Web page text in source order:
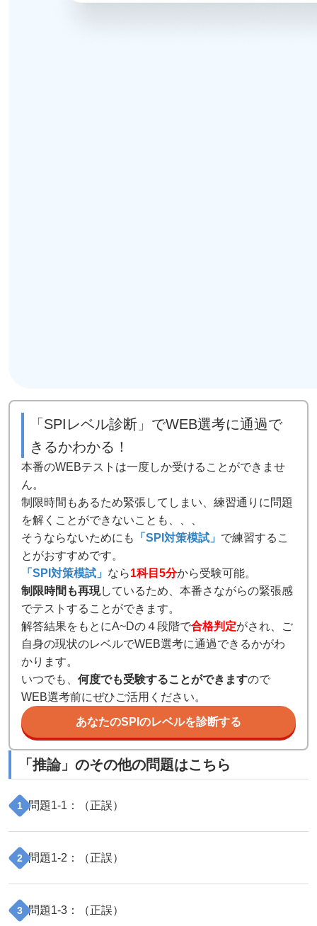
「SPIレベル診断」でWEB選考に通過で
きるかわかる！
本番のWEBテストは一度しか受けることができませ
ん。
制限時間もあるため緊張してしまい、練習通りに問題
を解くことができないことも、、、
そうならないためにも
「SPI対策模試」 で練習するこ
とがおすすめです。
「SPI対策模試」 なら1科目5分から受験可能。
制限時間も再現しているため、本番さながらの緊張感
でテストすることができます。
解答結果をもとにA~Dの４段階で合格判定がされ、ご
自身の現状のレベルでWEB選考に通過できるかがわ
かります。
いつでも、 何度でも受験することができますので
WEB選考前にぜひご活用ください。
あなたのSPIのレベルを診断する
「 推論」のその他の問題はこちら
1 問題1-1 ：（正誤）
2 問題1-2 ：（正誤）
3 問題1-3 ：（正誤）